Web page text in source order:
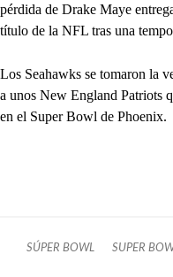
pérdida de Drake Maye
título de la NFL tras una
Los Seahawks se tomaron la
a unos New England Patriots
en el Super Bowl de Phoenix.
SÚPER BOWL SUPER